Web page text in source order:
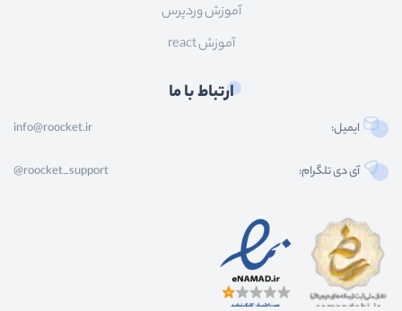
آموزش وردپرس
آموزش react
ارتباط با ما
ایمیل: info@roocket.ir
آی دی تلگرام: @roocket_support